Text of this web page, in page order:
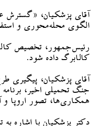
الگوی محله‌محوری و
کالابرگ داده شود.
آقای پزشکیان، پیگیری
جنگ تحمیلی اخیر،
همکاری‌ها، تصور اروپا و
دکتر پزشکیان با اشاره